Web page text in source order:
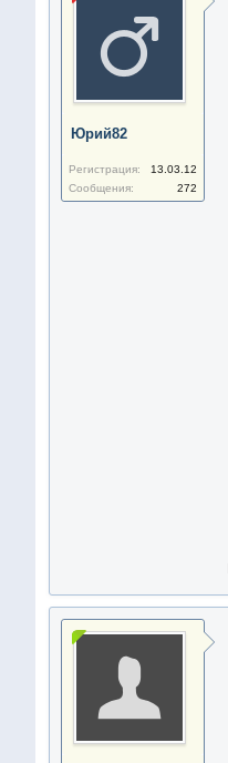
Юрий82
Регистрация:
13.03.12
Сообщения:
272